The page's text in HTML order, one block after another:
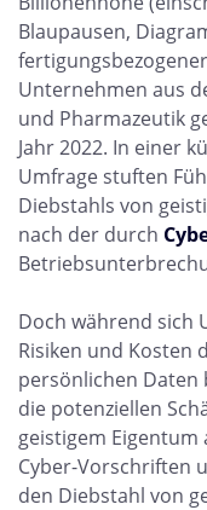
Blaupausen,
Unternehmen aus
und Pharmazeutik
Jahr 2022. In einer
Umfrage stuften
Diebstahls von
nach der durch
Doch während sich
Risiken und Kosten
persönlichen Daten
die potenziellen
geistigem
Cyber-Vorschriften
den Diebstahl von